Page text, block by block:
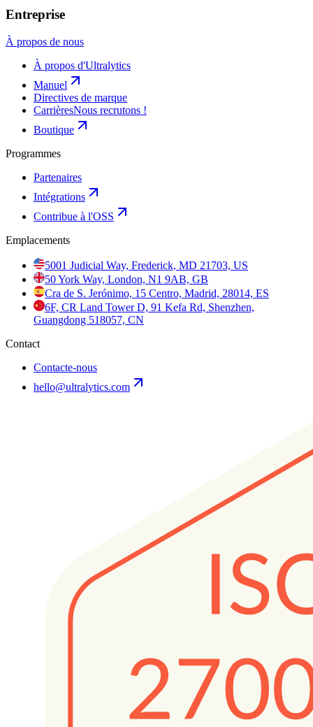
Entreprise
À propos de nous
À propos d'Ultralytics
Manuel
Directives de marque
CarrièresNous recrutons !
Boutique
Programmes
Partenaires
Intégrations
Contribue à l'OSS
Emplacements
5001 Judicial Way, Frederick, MD 21703, US
50 York Way, London, N1 9AB, GB
Cra de S. Jerónimo, 15 Centro, Madrid, 28014, ES
6F, CR Land Tower D, 91 Kefa Rd, Shenzhen,
Guangdong 518057, CN
Contact
Contacte-nous
hello@ultralytics.com